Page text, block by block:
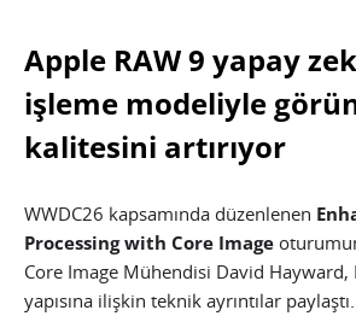
Apple RAW 9 yapay
işleme modeliyle
kalitesini artırıyor
WWDC26 kapsamında düzenlenen
Processing with Core Image
Core Image Mühendisi David Hayward,
yapısına ilişkin teknik ayrıntılar